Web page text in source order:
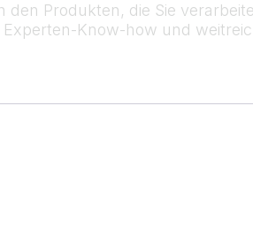
Produkten, die Sie
Know-how und